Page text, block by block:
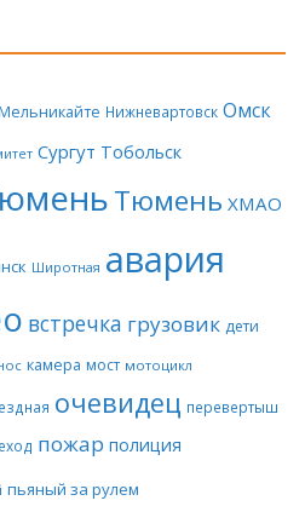
Нижневартовск Омск
Сургут Тобольск
Тюмень ХМАО
Широтная авария
встречка грузовик дети
камера мост мотоцикл
очевидец перевертыш
пожар полиция
пьяный за рулем